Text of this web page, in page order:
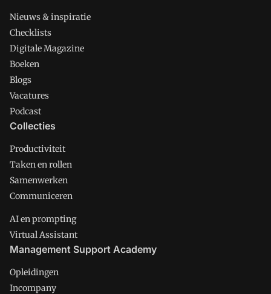
Nieuws & inspiratie
Checklists
Digitale Magazine
Boeken
Blogs
Vacatures
Podcast
Collecties
Productiviteit
Taken en rollen
Samenwerken
Communiceren
AI en prompting
Virtual Assistant
Management Support Academy
Opleidingen
Incompany